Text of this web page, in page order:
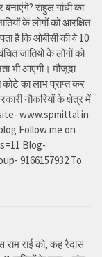
बनाएंगे? राहुल गांधी का
के लोगों को आरक्षित
है कि ओबीसी की वे 10
जातियों के लोगों को
भी आएगी। मौजूदा
का लाभ प्राप्त कर
नौकरियों के क्षेत्र में
www.spmittal.in
Follow me on
Blog-
9166157932 To
राई को, कह रैदास